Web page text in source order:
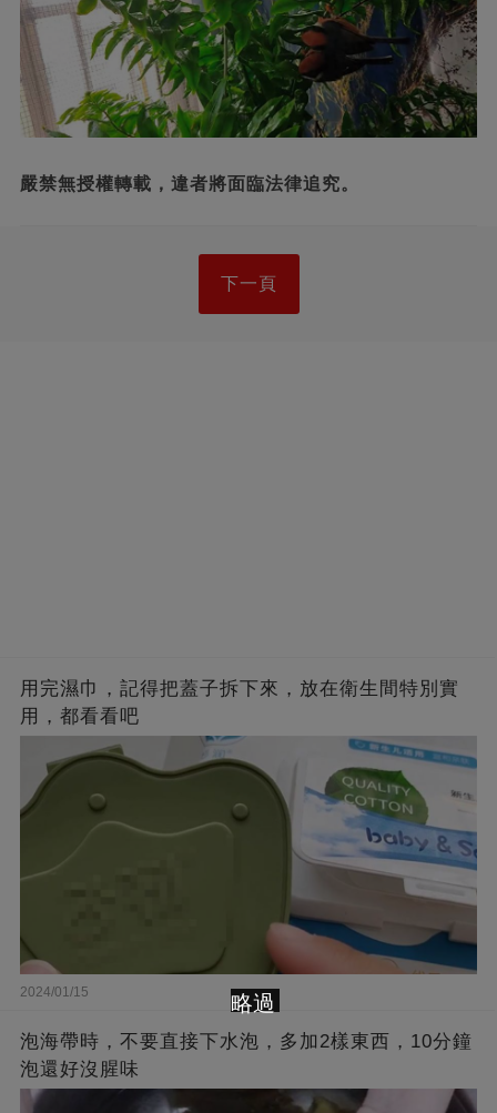
嚴禁無授權轉載，違者將面臨法律追究。
下一頁
用完濕巾，記得把蓋子拆下來，放在衛生間特別實
用，都看看吧
2024/01/15
泡海帶時，不要直接下水泡，多加2樣東西，10分鐘
泡還好沒腥味
略過